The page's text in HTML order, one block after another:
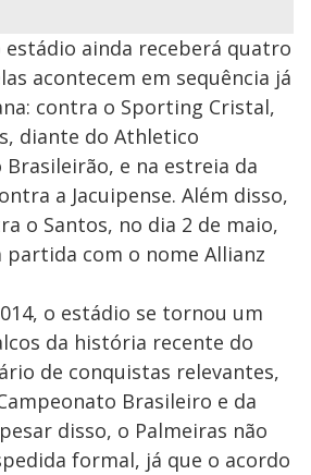
ainda receberá quatro
acontecem em sequência já
contra o Sporting Cristal,
diante do Athletico
Brasileirão, e na estreia da
a Jacuipense. Além disso,
o Santos, no dia 2 de maio,
com o nome Allianz
o estádio se tornou um
da história recente do
de conquistas relevantes,
Brasileiro e da
disso, o Palmeiras não
formal, já que o acordo